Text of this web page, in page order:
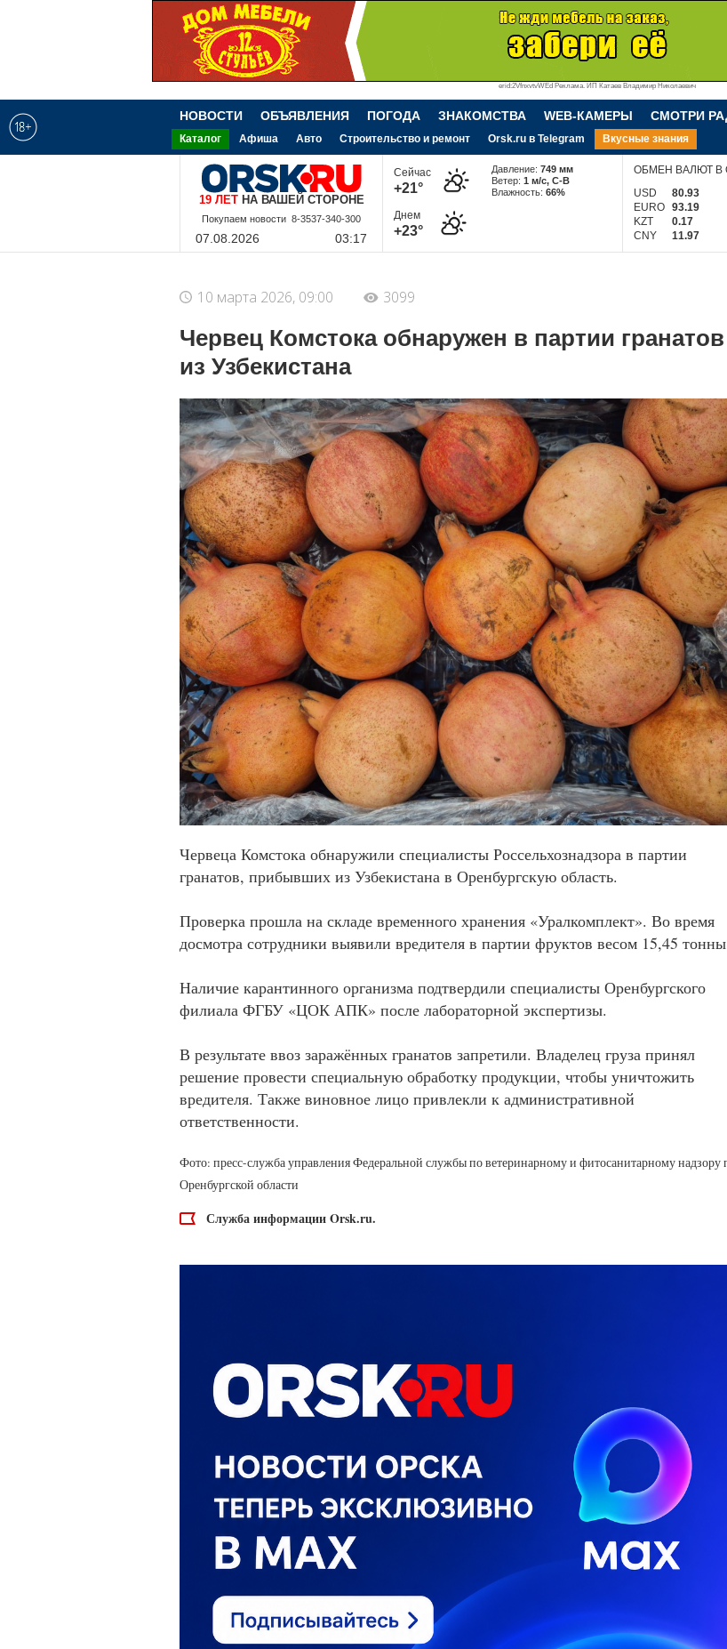
erid:2VfnxvtvWEd Реклама. ИП Катаев Владимир Николаевич
НОВОСТИ ОБЪЯВЛЕНИЯ ПОГОДА ЗНАКОМСТВА WEB-КАМЕРЫ СМОТРИ
Каталог Афиша Авто Строительство и ремонт Orsk.ru в Telegram Вкусные знания
19 ЛЕТНА ВАШЕЙ СТОРОНЕ
8-9-228-340-300
Сейчас
+21°
Днем
+23°
Давление:749 мм
Ветер:1 м/c, С-В
Влажность:66%
ОБМЕН ВАЛЮТ В
USD
80.93
EURO 93.19
KZT
0.17
CNY
11.97
10 марта 2026, 09:00 3099
Червец Комстока обнаружен в партии гранатов
из Узбекистана
Червеца Комстока обнаружили специалисты Россельхознадзора в партии
гранатов, прибывших из Узбекистана в Оренбургскую область.
Проверка прошла на складе временного хранения «Уралкомплект». Во время
досмотра сотрудники выявили вредителя в партии фруктов весом 15,45
Наличие карантинного организма подтвердили специалисты Оренбургского
филиала ФГБУ «ЦОК АПК» после лабораторной экспертизы.
В результате ввоз заражённых гранатов запретили. Владелец груза принял
решение провести специальную обработку продукции, чтобы уничтожить
вредителя. Также виновное лицо привлекли к административной
ответственности.
Фото: пресс-служба управления Федеральной службы по ветеринарному и фитосанитарному надзору
Оренбургской области
Служба информации Orsk.ru.